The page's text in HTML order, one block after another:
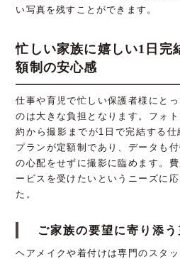
い写真を残すことができます。
忙しい家族に嬉しい1日完
額制の安心感
仕事や育児で忙しい保護者様にと
のは大きな負担となります。フォ
約から撮影までが1日で完結する
プランが定額制であり、データも
の心配をせずに撮影に臨めます。
ービスを受けたいというニーズに
た。
ご家族の要望に寄り添
ヘアメイクや着付けは専門のスタ